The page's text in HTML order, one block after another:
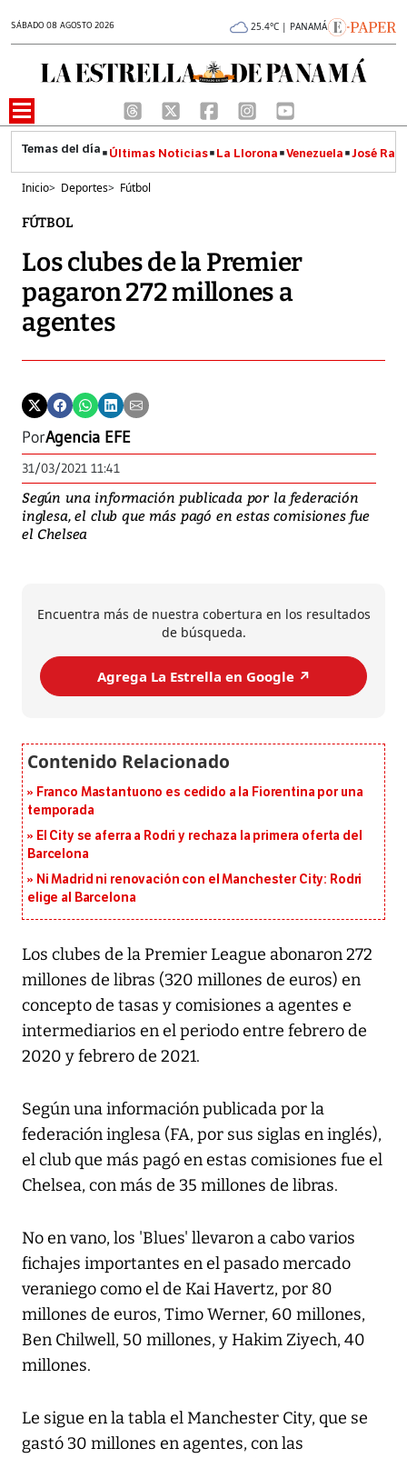
SÁBADO 08 AGOSTO 2026 25.4°C | PANAMÁ
Últimas Noticias La Llorona Venezuela José
Inicio> Deportes> Fútbol
FÚTBOL
Los clubes de la Premier
pagaron 272 millones a
agentes
PorAgencia EFE
31/03/2021 11:41
Según una información publicada por la federación
inglesa, el club que más pagó en estas comisiones fue
el Chelsea
Encuentra más de nuestra cobertura en los resultados
de búsqueda.
Agrega La Estrella en Google ↗️
Franco Mastantuono es cedido a la Fiorentina por una
temporada
El City se aferra a Rodri y rechaza la primera oferta del
Barcelona
Ni Madrid ni renovación con el Manchester City: Rodri
elige al Barcelona
Los clubes de la Premier League abonaron 272
millones de libras (320 millones de euros) en
concepto de tasas y comisiones a agentes e
intermediarios en el periodo entre febrero de
2020 y febrero de 2021.
Según una información publicada por la
federación inglesa (FA, por sus siglas en inglés),
el club que más pagó en estas comisiones fue el
Chelsea, con más de 35 millones de libras.
No en vano, los 'Blues' llevaron a cabo varios
fichajes importantes en el pasado mercado
veraniego como el de Kai Havertz, por 80
millones de euros, Timo Werner, 60 millones,
Ben Chilwell, 50 millones, y Hakim Ziyech, 40
millones.
Le sigue en la tabla el Manchester City, que se
gastó 30 millones en agentes, con las